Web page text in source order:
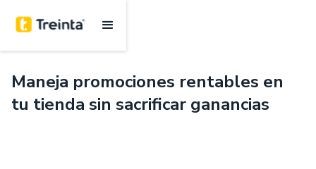
Maneja promociones rentables en
tu tienda sin sacrificar ganancias